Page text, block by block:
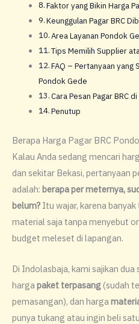
Faktor yang Bikin Harga
Keunggulan Pagar BRC
Area Layanan Pondok
Tips Memilih Supplier
FAQ – Pertanyaan yang
Pondok Gede
Cara Pesan Pagar BRC
Penutup
Berapa Harga Pagar BRC
Kalau Anda sedang mencari
dan sekitar Bekasi, pertanyaan
adalah: berapa per meternya,
belum? Itu wajar, karena
material saja tanpa menyebut
budget meleset di lapangan.
Di Indolasbaja, kami sajikan
harga paket terpasang(sudah
pemasangan), dan harga
punya tukang atau ingin beli